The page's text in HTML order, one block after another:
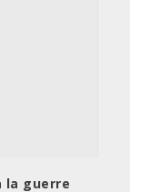
la guerre